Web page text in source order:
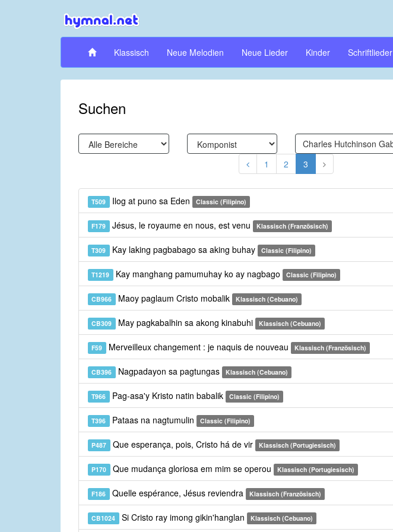
Klassisch Neue Melodien Neue Lieder Kinder Schriftlieder
Suchen
1 2 3
T509 Ilog at puno sa Eden Classic (Filipino)
F179 Jésus, le royaume en nous, est venu Klassisch (Französisch)
T309 Kay laking pagbabago sa aking buhay Classic (Filipino)
T1219 Kay manghang pamumuhay ko ay nagbago Classic (Filipino)
CB966 Maoy paglaum Cristo mobalik Klassisch (Cebuano)
CB309 May pagkabalhin sa akong kinabuhi Klassisch (Cebuano)
F59 Merveilleux changement : je naquis de nouveau Klassisch (Französisch)
CB396 Nagpadayon sa pagtungas Klassisch (Cebuano)
T966 Pag-asa'y Kristo natin babalik Classic (Filipino)
T396 Pataas na nagtumulin Classic (Filipino)
P487 Que esperança, pois, Cristo há de vir Klassisch (Portugiesisch)
P170 Que mudança gloriosa em mim se operou Klassisch (Portugiesisch)
F186 Quelle espérance, Jésus reviendra Klassisch (Französisch)
CB1024 Si Cristo ray imong gikin'hanglan Klassisch (Cebuano)